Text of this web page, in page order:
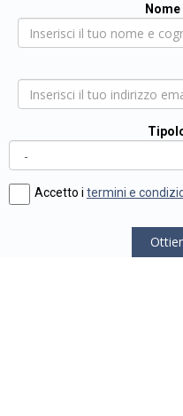
Accetto i termini e